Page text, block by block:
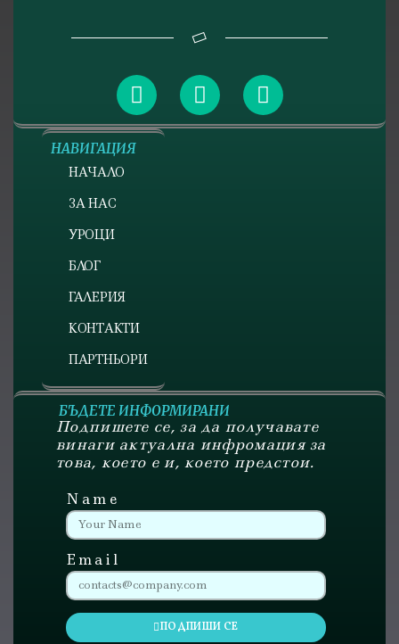
НАВИГАЦИЯ
НАЧАЛО
ЗА НАС
УРОЦИ
БЛОГ
ГАЛЕРИЯ
КОНТАКТИ
ПАРТНЬОРИ
БЪДЕТЕ ИНФОРМИРАНИ
Подпишете се, за да получавате
винаги актуална инфромация за
това, което е и, което предстои.
Name
Email
ПОДПИШИ СЕ